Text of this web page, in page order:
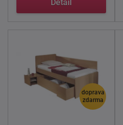
Detail
doprava
zdarma